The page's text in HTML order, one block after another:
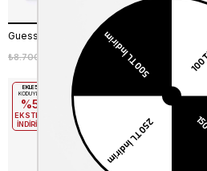
₺7.830,00
₺8.700,00 %10
EKLE5
KODUYLA
%5
EKSTRA
İNDİRİM